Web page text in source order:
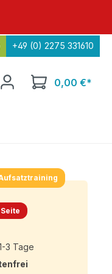
+49 (0) 2275 331610
0,00 €*
3 Tage